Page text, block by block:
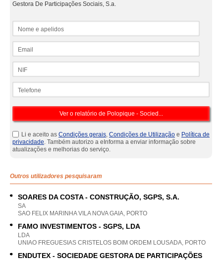
Gestora De Participações Sociais, S.a.
Li e aceito as Condições gerais, Condições de Utilização e Política de
privacidade. Também autorizo a eInforma a enviar informação sobre
atualizações e melhorias do serviço.
Outros utilizadores pesquisaram
SOARES DA COSTA - CONSTRUÇÃO, SGPS, S.A.
SA
SAO FELIX MARINHA VILA NOVA GAIA, PORTO
FAMO INVESTIMENTOS - SGPS, LDA
LDA
UNIAO FREGUESIAS CRISTELOS BOIM ORDEM LOUSADA, PORTO
ENDUTEX - SOCIEDADE GESTORA DE PARTICIPAÇÕES